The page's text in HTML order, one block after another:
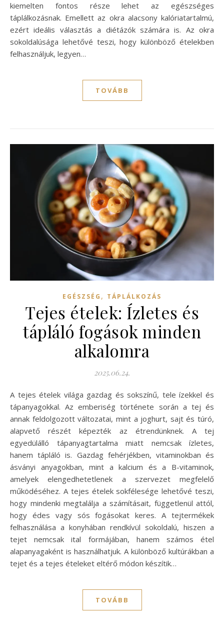
kiemelten fontos része lehet az egészséges
táplálkozásnak. Emellett az okra alacsony kalóriatartalmú,
ezért ideális választás a diétázók számára is. Az okra
sokoldalúsága lehetővé teszi, hogy különböző ételekben
felhasználjuk, legyen…
TOVÁBB
EGÉSZSÉG , TÁPLÁLKOZÁS
Tejes ételek: Ízletes és
tápláló fogások minden
alkalomra
2025.06.24.
A tejes ételek világa gazdag és sokszínű, tele ízekkel és
tápanyagokkal. Az emberiség története során a tej és
annak feldolgozott változatai, mint a joghurt, sajt és túró,
alapvető részét képezték az étrendünknek. A tej
egyedülálló tápanyagtartalma miatt nemcsak ízletes,
hanem tápláló is. Gazdag fehérjékben, vitaminokban és
ásványi anyagokban, mint a kalcium és a B-vitaminok,
amelyek elengedhetetlenek a szervezet megfelelő
működéséhez. A tejes ételek sokfélesége lehetővé teszi,
hogy mindenki megtalálja a számításait, függetlenül attól,
hogy édes vagy sós fogásokat keres. A tejtermékek
felhasználása a konyhában rendkívül sokoldalú, hiszen a
tejet nemcsak ital formájában, hanem számos étel
alapanyagaként is használhatjuk. A különböző kultúrákban a
tejet és a tejes ételeket eltérő módon készítik…
TOVÁBB